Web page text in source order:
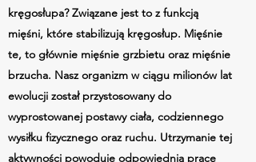
kręgosłupa? Związane jest to z funkcją
mięśni, które stabilizują kręgosłup. Mięśnie
te, to głównie mięśnie grzbietu oraz mięśnie
brzucha. Nasz organizm w ciągu milionów lat
ewolucji został przystosowany do
wyprostowanej postawy ciała, codziennego
wysiłku fizycznego oraz ruchu. Utrzymanie tej
aktywności powoduje odpowiednią pracę